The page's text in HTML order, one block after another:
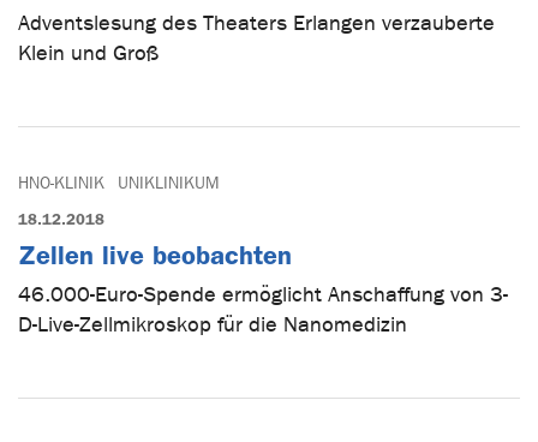
Adventslesung des Theaters Erlangen verzauberte
Klein und Groß
HNO-KLINIK UNIKLINIKUM
18.12.2018
Zellen live beobachten
46.000-Euro-Spende ermöglicht Anschaffung von 3-
D-Live-Zellmikroskop für die Nanomedizin